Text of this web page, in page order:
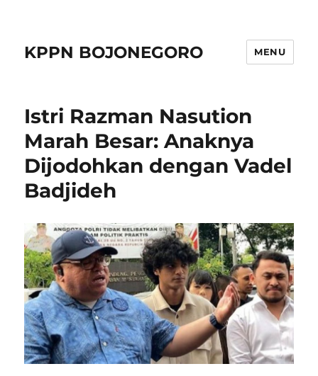
KPPN BOJONEGORO MENU
Istri Razman Nasution
Marah Besar: Anaknya
Dijodohkan dengan Vadel
Badjideh